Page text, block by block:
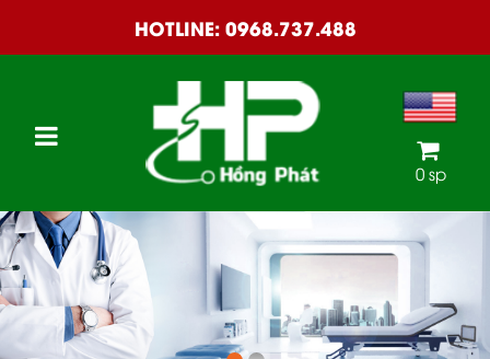
HOTLINE:0968.737.488
0 sp